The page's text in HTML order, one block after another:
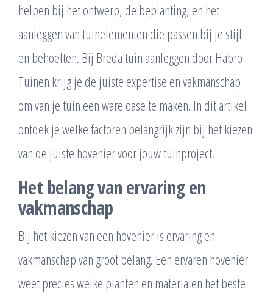
helpen bij het ontwerp, de beplanting, en het
aanleggen van tuinelementen die passen bij je stijl
en behoeften. Bij Breda tuin aanleggen door Habro
Tuinen krijg je de juiste expertise en vakmanschap
om van je tuin een ware oase te maken. In dit artikel
ontdek je welke factoren belangrijk zijn bij het kiezen
van de juiste hovenier voor jouw tuinproject.
Het belang van ervaring en
vakmanschap
Bij het kiezen van een hovenier is ervaring en
vakmanschap van groot belang. Een ervaren hovenier
weet precies welke planten en materialen het beste